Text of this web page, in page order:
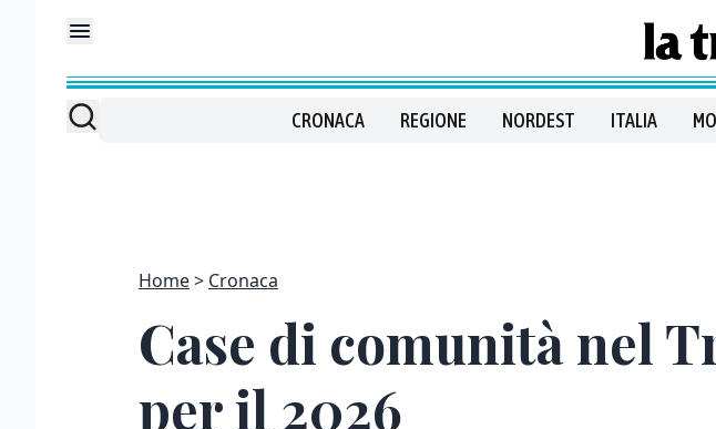
CRONACA REGIONE NORDEST ITALIA
Home Cronaca
Case di comunità nel
per il 2026